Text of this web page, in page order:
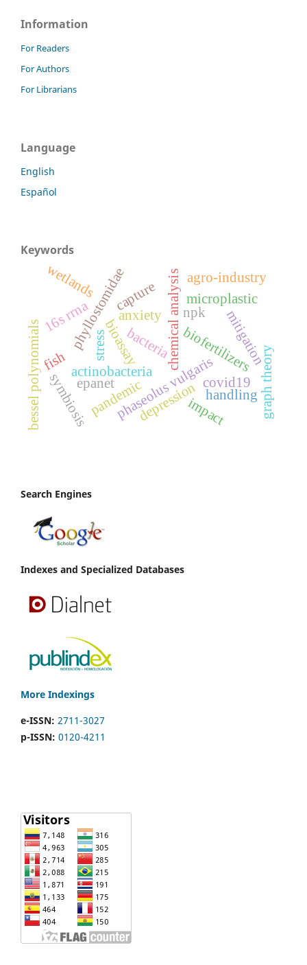
Information
For Readers
For Authors
For Librarians
Language
English
Español
Keywords
chemical analysis
actinobacteria
bacteria biofertilizers
bioassay
npk
phaseolus vulgaris
phyllostomidae
depression
anxiety
stress
pandemic covid19
microplastic
agro-industry
impact
mitigation
symbiosis
16s rrna
graph theory
epanet
bessel polynomialsfish
wetlands
handling
capture
Search Engines
Indexes and Specialized Databases
More Indexings
e-ISSN: 2711-3027
p-ISSN: 0120-4211